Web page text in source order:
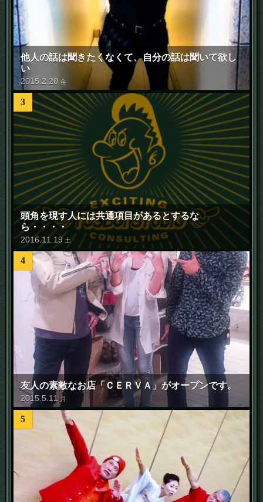
他人の話は聞きたくなくて、自分の話は聞いて欲し
い
2015 2 20 金
3
頭角を現す人には共通項目があるとするな
ら・・・・
2016 11 19 土
4
友人の素敵なお店「ＣＥＲＶＡ」がオープンです。
2015 5 11 月
5